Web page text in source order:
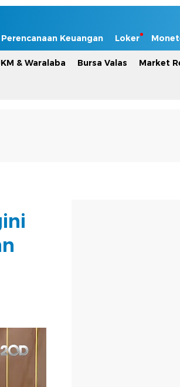
Perencanaan Keuangan Loker
& Waralaba Bursa Valas Market